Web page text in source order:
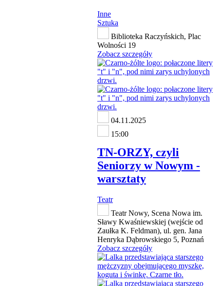
Inne
Sztuka
Biblioteka Raczyńskich, Plac
Wolności 19
Zobacz szczegóły
04.11.2025
15:00
TN-ORZY, czyli
Seniorzy w Nowym -
warsztaty
Teatr
Teatr Nowy, Scena Nowa im.
Sławy Kwaśniewskiej (wejście od
Zaułka K. Feldman), ul. gen. Jana
Henryka Dąbrowskiego 5, Poznań
Zobacz szczegóły